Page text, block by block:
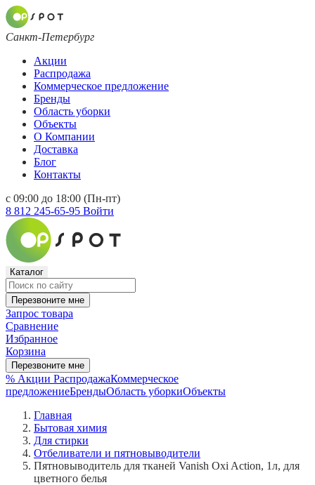
Санкт-Петербург
Акции
Распродажа
Коммерческое предложение
Бренды
Область уборки
Объекты
О Компании
Доставка
Блог
Контакты
с 09:00 до 18:00 (Пн-пт)
8 812 245-65-95 Войти
Каталог
Перезвоните мне
Запрос товара
Сравнение
Избранное
Корзина
Перезвоните мне
% Акции РаспродажаКоммерческое
предложениеБрендыОбласть уборкиОбъекты
Главная
Бытовая химия
Для стирки
Отбеливатели и пятновыводители
Пятновыводитель для тканей Vanish Oxi Action, 1л, для
цветного белья